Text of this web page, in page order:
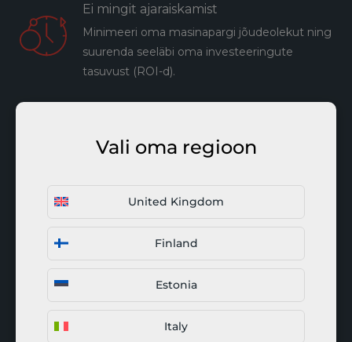
Vali oma regioon
United Kingdom
Finland
Estonia
Italy
Ei mingit ajaraiskamist
Minimeeri oma masinapargi jõudeolekut ning
suurenda seeläbi oma investeeringute
tasuvust (ROI-d).
Saa palju kliente läbi ühe tellija, see muudab